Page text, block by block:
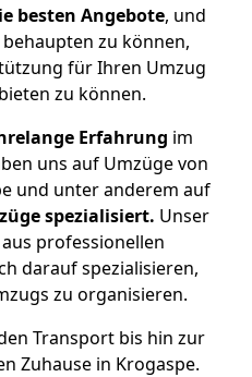
besten Angebote, und
zu können,
für Ihren Umzug
zu können.
Erfahrung im
uns auf Umzüge von
und unter anderem auf
spezialisiert. Unser
professionellen
darauf spezialisieren,
zu organisieren.
Transport bis hin zur
Zuhause in Krogaspe.